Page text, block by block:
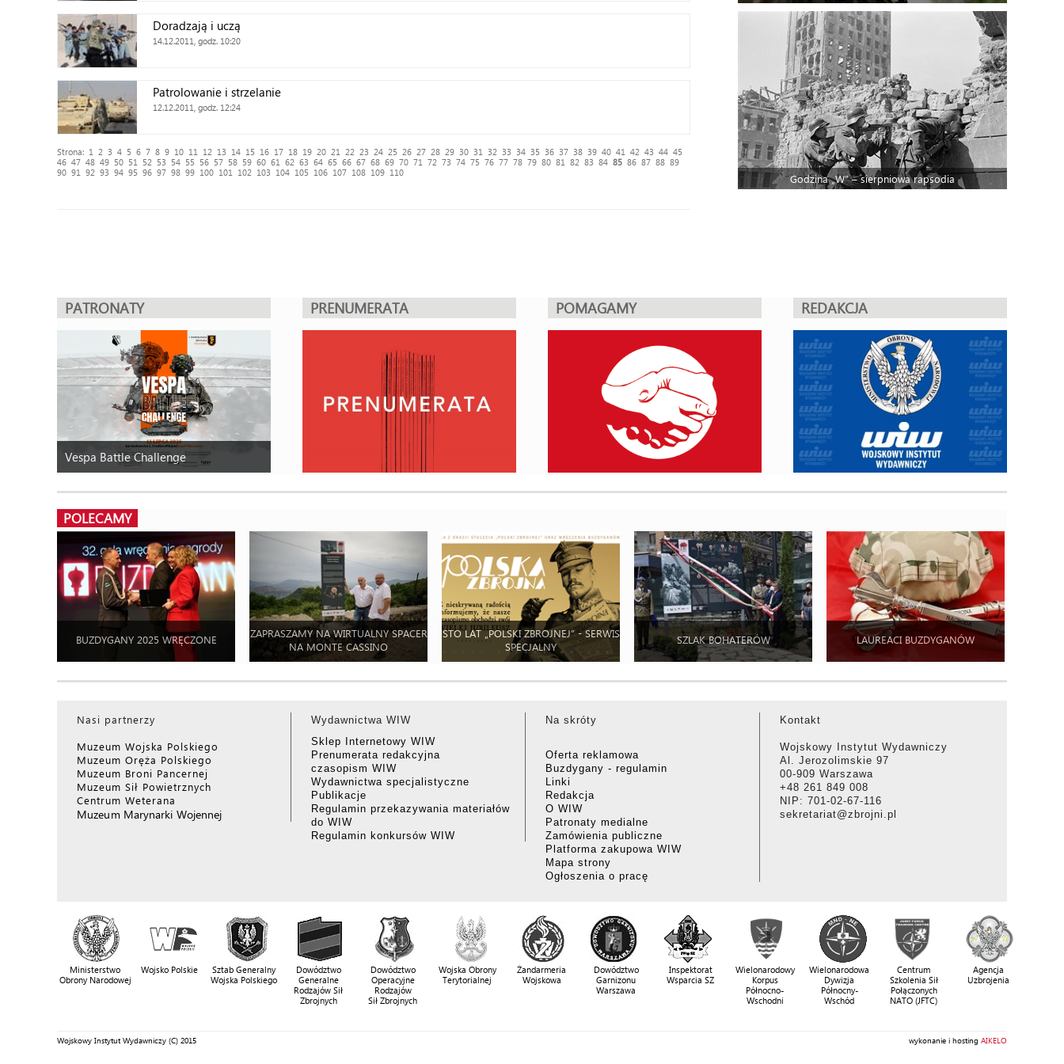
Doradzają i uczą
14.12.2011, godz. 10:20
Patrolowanie i strzelanie
12.12.2011, godz. 12:24
Strona: 1 2 3 4 5 6 7 8 9 10 11 12 13 14 15 16 17 18 19 20 21 22 23 24 25 26 27 28 29 30 31 32 33 34 35 36 37 38 39 40 41 42 43 44 45
46 47 48 49 50 51 52 53 54 55 56 57 58 59 60 61 62 63 64 65 66 67 68 69 70 71 72 73 74 75 76 77 78 79 80 81 82 83 84 85 86 87 88 89
90 91 92 93 94 95 96 97 98 99 100 101 102 103 104 105 106 107 108 109 110 Godzina „W” – sierpniowa rapsodia
PATRONATY
Vespa Battle Challenge
PRENUMERATA POMAGAMY REDAKCJA
POLECAMY
BUZDYGANY 2025 WRĘCZONE
ZAPRASZAMY NA WIRTUALNY SPACER
NA MONTE CASSINO
STO LAT „POLSKI ZBROJNEJ” - SERWIS
SPECJALNY
SZLAK BOHATERÓW LAUREACI BUZDYGANÓW
Nasi partnerzy
Muzeum Wojska Polskiego
Muzeum Oręża Polskiego
Muzeum Broni Pancernej
Muzeum Sił Powietrznych
Centrum Weterana
Muzeum Marynarki Wojennej
Wydawnictwa WIW
Sklep Internetowy WIW
Prenumerata redakcyjna
czasopism WIW
Wydawnictwa specjalistyczne
Publikacje
Regulamin przekazywania materiałów
do WIW
Regulamin konkursów WIW
Na skróty
Oferta reklamowa
Buzdygany - regulamin
Linki
Redakcja
O WIW
Patronaty medialne
Zamówienia publiczne
Platforma zakupowa WIW
Mapa strony
Ogłoszenia o pracę
Kontakt
Wojskowy Instytut Wydawniczy
Al. Jerozolimskie 97
00-909 Warszawa
+48 261 849 008
NIP: 701-02-67-116
sekretariat@zbrojni.pl
Ministerstwo
Obrony Narodowej
Wojsko Polskie
Sztab Generalny
Wojska Polskiego
Dowództwo
Generalne
Rodzajów Sił
Zbrojnych
Dowództwo
Operacyjne
Rodzajów
Sił Zbrojnych
Wojska Obrony
Terytorialnej
Żandarmeria
Wojskowa
Dowództwo
Garnizonu
Warszawa
Inspektorat
Wsparcia SZ
Wielonarodowy
Korpus
Północno-
Wschodni
Wielonarodowa
Dywizja
Północny-
Wschód
Centrum
Szkolenia Sił
Połączonych
NATO (JFTC)
Agencja
Uzbrojenia
Wojskowy Instytut Wydawniczy (C) 2015 wykonanie i hosting AIKELO